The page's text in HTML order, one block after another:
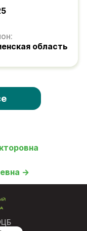
область
→